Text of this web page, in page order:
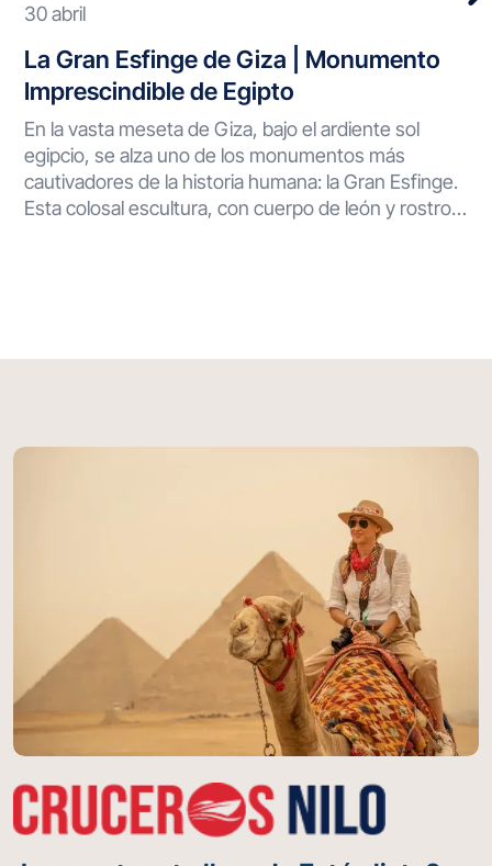
30 abril
La Gran Esfinge de Giza | Monumento
Imprescindible de Egipto
En la vasta meseta de Giza, bajo el ardiente sol
egipcio, se alza uno de los monumentos más
cautivadores de la historia humana: la Gran Esfinge.
Esta colosal escultura, con cuerpo de león y rostro
una proeza arquitectónica sin precedentes.
alcanza 20 metros de altura y se extiende 73
necrópolis de Giza, cerca de El Cairo, la Esfinge
forma parte de un complejo monumental que
incluye las legendarias Pirámides de Guiza, creando
un paisaje arqueológico sin igual en el mundo. Su
construcción demandó un conocimiento técnico
extraordinario y una visión artística impresionante.
Los antiguos egipcios lograron transformar la roca
viva del desierto en una figura que combina la
fuerza del león con la sabiduría del faraón,
simbolizando el poder divino y terrenal que
caracterizaba a los gobernantes del antiguo Egipto.
Enigmas que Desafían el Tiempo A pesar de siglos
de investigación, la Gran Esfinge continúa
planteando interrogantes fundamentales que